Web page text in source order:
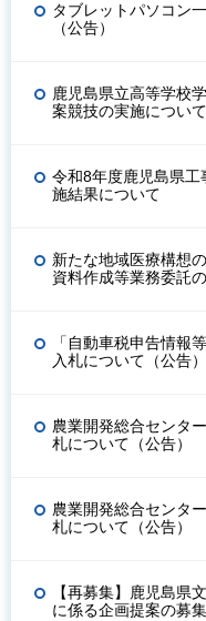
タブレットパソコン
（公告）
鹿児島県立高等学校
案競技の実施について
令和8年度鹿児島県
施結果について
新たな地域医療構想
資料作成等業務委託
「自動車税申告情報
入札について（公告）
農業開発総合センタ
札について（公告）
農業開発総合センタ
札について（公告）
【再募集】鹿児島県
に係る企画提案の募